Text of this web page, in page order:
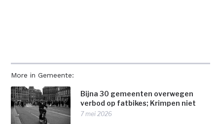
More in Gemeente:
Bijna 30 gemeenten overwegen
verbod op fatbikes; Krimpen niet
7 mei 2026